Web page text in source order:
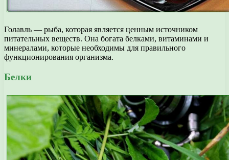
Голавль — рыба, которая является ценным источником
питательных веществ. Она богата белками, витаминами и
минералами, которые необходимы для правильного
функционирования организма.
Белки